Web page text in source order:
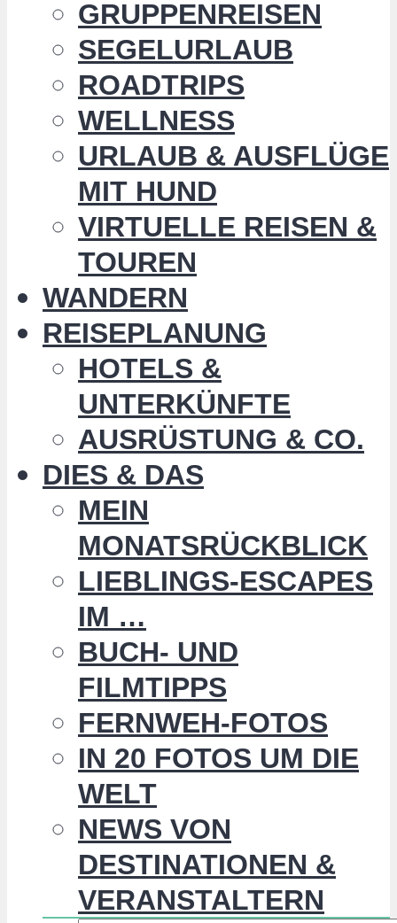
GRUPPENREISEN
SEGELURLAUB
ROADTRIPS
WELLNESS
URLAUB & AUSFLÜGE
MIT HUND
VIRTUELLE REISEN &
TOUREN
WANDERN
REISEPLANUNG
HOTELS &
UNTERKÜNFTE
AUSRÜSTUNG & CO.
DIES & DAS
MEIN
MONATSRÜCKBLICK
LIEBLINGS-ESCAPES
IM …
BUCH- UND
FILMTIPPS
FERNWEH-FOTOS
IN 20 FOTOS UM DIE
WELT
NEWS VON
DESTINATIONEN &
VERANSTALTERN